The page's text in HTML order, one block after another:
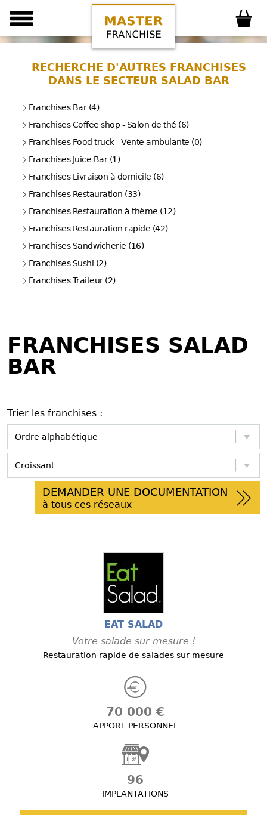
RECHERCHE D'AUTRES FRANCHISES
DANS LE SECTEUR SALAD BAR
Franchises Bar (4)
Franchises Coffee shop - Salon de thé (6)
Franchises Food truck - Vente ambulante (0)
Franchises Juice Bar (1)
Franchises Livraison à domicile (6)
Franchises Restauration (33)
Franchises Restauration à thème (12)
Franchises Restauration rapide (42)
Franchises Sandwicherie (16)
Franchises Sushi (2)
Franchises Traiteur (2)
FRANCHISES SALAD
BAR
Trier les franchises :
DEMANDER UNE DOCUMENTATION
à tous ces réseaux
EAT SALAD
Votre salade sur mesure !
Restauration rapide de salades sur mesure
70 000 €
APPORT PERSONNEL
96
IMPLANTATIONS